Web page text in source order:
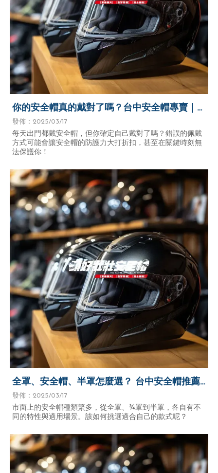
你的安全帽真的戴對了嗎？台中安全帽專賣｜
靜宜安全帽專賣｜弘光安全帽專賣
發佈：2025/03/17
每天出門都戴安全帽，但你確定自己戴對了嗎？錯誤的佩戴
方式可能會讓安全帽的防護力大打折扣，甚至在關鍵時刻無
法保護你！
全罩、安全帽、半罩怎麼選？ 台中安全帽推薦
｜靜宜安全帽推薦｜弘光安全帽推薦
發佈：2025/03/17
市面上的安全帽種類繁多，從全罩、¾罩到半罩，各自有不
同的特性與適用場景。該如何挑選適合自己的款式呢？